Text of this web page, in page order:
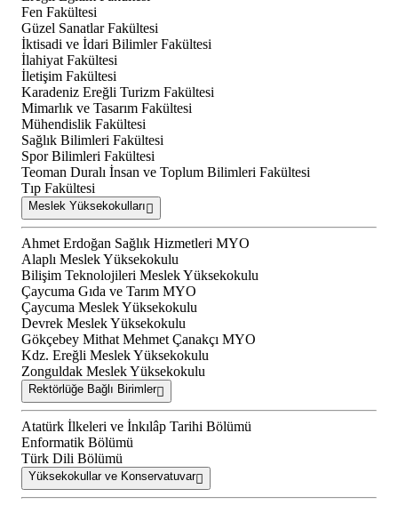
Fen Fakültesi
Güzel Sanatlar Fakültesi
İktisadi ve İdari Bilimler Fakültesi
İlahiyat Fakültesi
İletişim Fakültesi
Karadeniz Ereğli Turizm Fakültesi
Mimarlık ve Tasarım Fakültesi
Mühendislik Fakültesi
Sağlık Bilimleri Fakültesi
Spor Bilimleri Fakültesi
Teoman Duralı İnsan ve Toplum Bilimleri Fakültesi
Tıp Fakültesi
Meslek Yüksekokulları
Ahmet Erdoğan Sağlık Hizmetleri MYO
Alaplı Meslek Yüksekokulu
Bilişim Teknolojileri Meslek Yüksekokulu
Çaycuma Gıda ve Tarım MYO
Çaycuma Meslek Yüksekokulu
Devrek Meslek Yüksekokulu
Gökçebey Mithat Mehmet Çanakçı MYO
Kdz. Ereğli Meslek Yüksekokulu
Zonguldak Meslek Yüksekokulu
Rektörlüğe Bağlı Birimler
Atatürk İlkeleri ve İnkılâp Tarihi Bölümü
Enformatik Bölümü
Türk Dili Bölümü
Yüksekokullar ve Konservatuvar